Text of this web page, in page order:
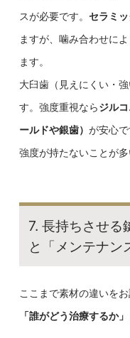
スが必要です。 セラミッ
ますが、噛み合わせに
ます。
大臼歯（見えにくい・
す。強度重視ならジル
ールドや銀歯） が安心
強度が持たないことが多
7. 長持ちさせる
と「メンテナン
ここまで素材の違いを
「誰がどう治療するか